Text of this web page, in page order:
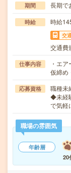
期間 長期で
時給 時給
交
交通費
仕事内容
・エ
仮締め
応募資格
職種未
◆未経
で気軽
職場の雰囲気
年齢層
20